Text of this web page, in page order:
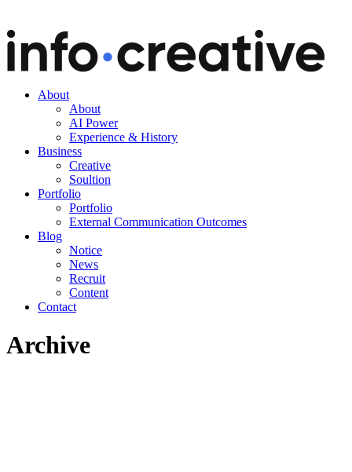
About
About
AI Power
Experience & History
Business
Creative
Soultion
Portfolio
Portfolio
External Communication Outcomes
Blog
Notice
News
Recruit
Content
Contact
Archive